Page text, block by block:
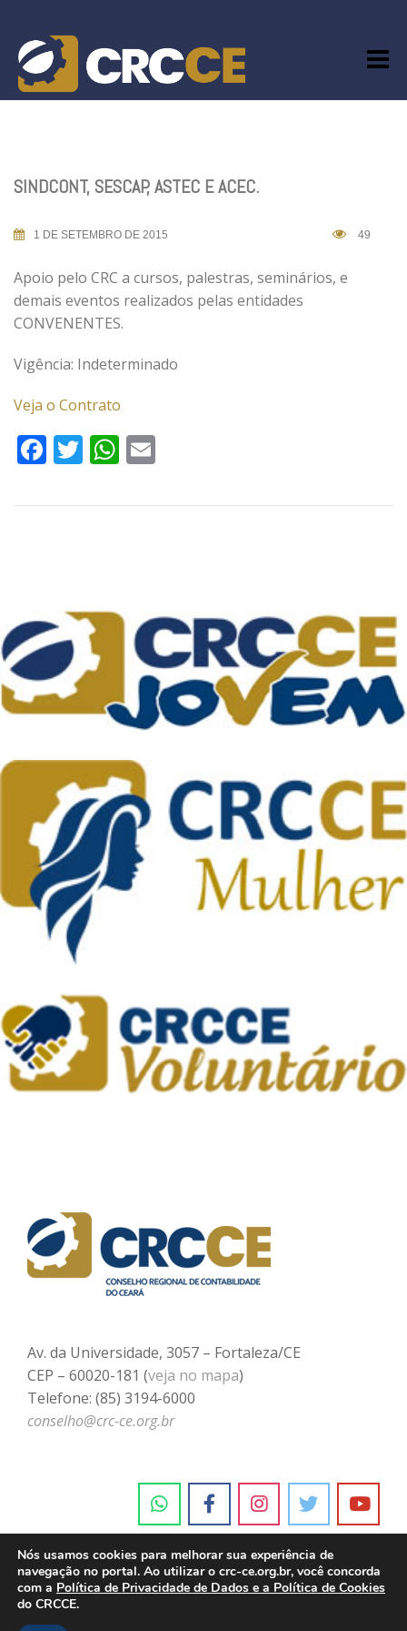
content
SINDCONT, SESCAP, ASTEC E ACEC.
1 DE SETEMBRO DE 2015 49
Apoio pelo CRC a cursos, palestras, seminários, e
demais eventos realizados pelas entidades
CONVENENTES.
Vigência: Indeterminado
Veja o Contrato
Facebook
TwitterWhatsApp
Av. da Universidade, 3057 – Fortaleza/CE
CEP – 60020-181 (veja no mapa)
Telefone: (85) 3194-6000
conselho@crc-ce.org.br
Nós usamos cookies para melhorar sua experiência de
navegação no portal. Ao utilizar o crc-ce.org.br, você concorda
com a Política de Privacidade de Dados e a Política de Cookies
do CRCCE.